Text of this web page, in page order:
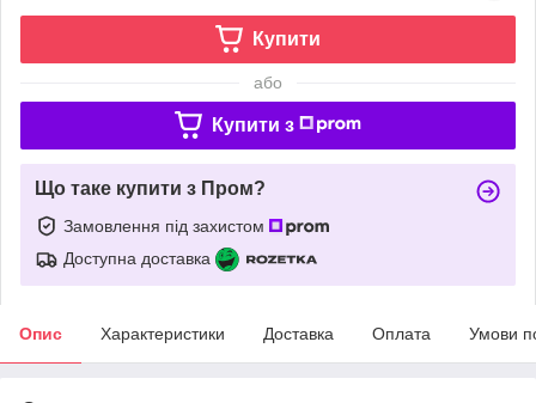
Купити
або
Купити з
Що таке купити з Пром?
Замовлення під захистом
Доступна доставка
Опис Характеристики Доставка Оплата Умови